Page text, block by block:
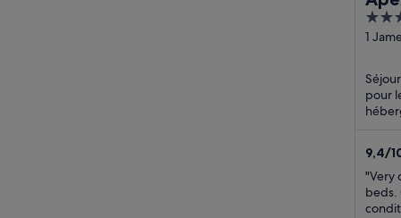
4
out
5
1
pour
9,4/
"Very
beds.